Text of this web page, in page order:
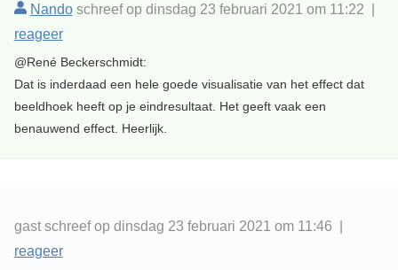
Nandoschreef op dinsdag 23 februari 2021 om 11:22 |
reageer
@René Beckerschmidt:
Dat is inderdaad een hele goede visualisatie van het effect dat
beeldhoek heeft op je eindresultaat. Het geeft vaak een
benauwend effect. Heerlijk.
gast schreef op dinsdag 23 februari 2021 om 11:46 |
reageer